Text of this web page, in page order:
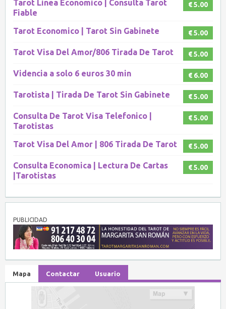
€ 5.00
Tarot Linea Economico | Consulta Tarot
Fiable
€ 5.00
Tarot Economico | Tarot Sin Gabinete
€ 5.00
Tarot Visa Del Amor/806 Tirada De Tarot
€ 6.00
Videncia a solo 6 euros 30 min
€ 5.00
Tarotista | Tirada De Tarot Sin Gabinete
€ 5.00
Consulta De Tarot Visa Telefonico |
Tarotistas
€ 5.00
Tarot Visa Del Amor | 806 Tirada De Tarot
€ 5.00
Consulta Economica | Lectura De Cartas
|Tarotistas
PUBLICIDAD
Mapa Contactar Usuario